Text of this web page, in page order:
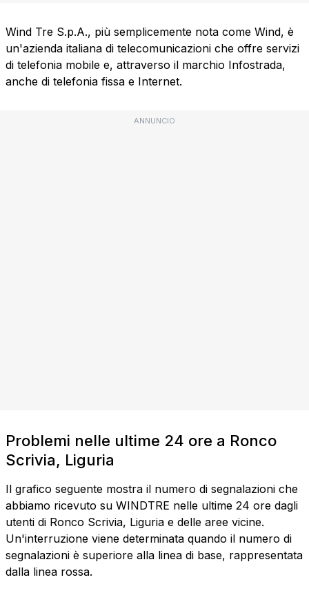
Wind Tre S.p.A., più semplicemente nota come Wind, è
un'azienda italiana di telecomunicazioni che offre servizi
di telefonia mobile e, attraverso il marchio Infostrada,
anche di telefonia fissa e Internet.
ANNUNCIO
Problemi nelle ultime 24 ore a Ronco
Scrivia, Liguria
Il grafico seguente mostra il numero di segnalazioni che
abbiamo ricevuto su WINDTRE nelle ultime 24 ore dagli
utenti di Ronco Scrivia, Liguria e delle aree vicine.
Un'interruzione viene determinata quando il numero di
segnalazioni è superiore alla linea di base, rappresentata
dalla linea rossa.